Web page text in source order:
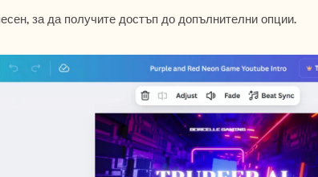
за да получите достъп до допълнителни опции.